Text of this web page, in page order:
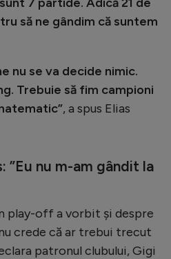
să ne gândim că suntem
nu se va decide nimic.
Trebuie să fim campioni
, a spus Elias
”Eu nu m-am gândit la
play-off a vorbit și despre
crede că ar trebui trecut
patronul clubului, Gigi